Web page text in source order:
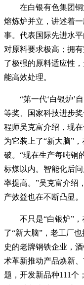
在白银有色集团
熔炼炉并立，讲述着
事。代表国际先进水
对原料要求极高；拥
了极强的原料适应性
能高效处理。
“第一代‘白银炉’
等奖、国家科技进步
程师吴克富介绍，现
为它装上了“新大脑”
破。“现在生产每吨铜
标煤以内。智能化后
率提高。”吴克富介绍
产效益也在不断凸显。
不只是“白银炉”
了“新大脑”，老工厂
史的老牌钢铁企业，
术革新推动产品焕新
题，开发新品种111个